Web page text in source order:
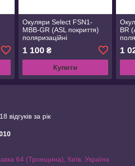
Окуляри Select FSN1-
MBB-GR (ASL покриття)
поляризаційні
1 100₴
Купити
BR
1
відгуків за рік
64 (Троещина), Київ, Україна